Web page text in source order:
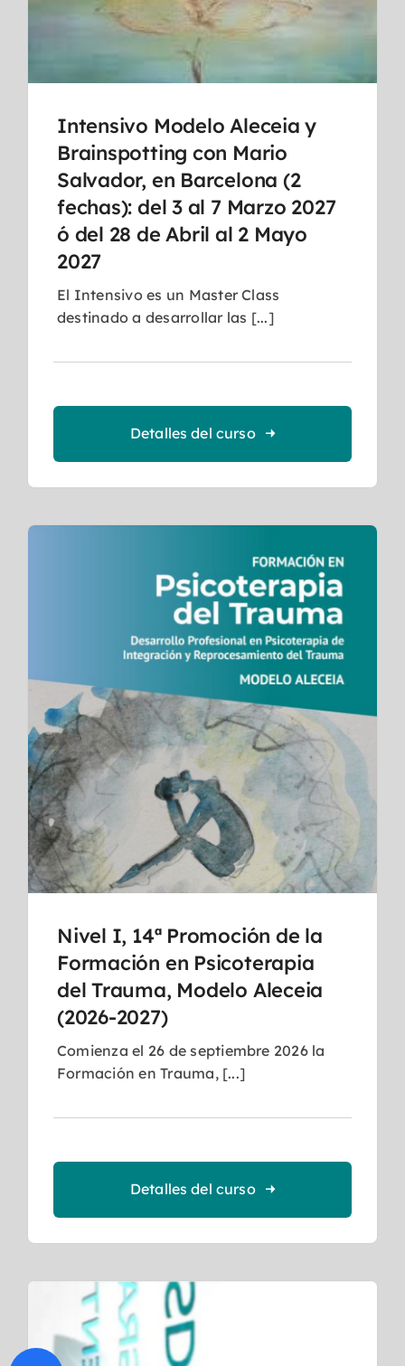
Intensivo Modelo Aleceia y
Brainspotting con Mario
Salvador, en Barcelona (2
fechas): del 3 al 7 Marzo 2027
ó del 28 de Abril al 2 Mayo
2027
El Intensivo es un Master Class
destinado a desarrollar las [...]
Detalles del curso
Nivel I, 14ª Promoción de la
Formación en Psicoterapia
del Trauma, Modelo Aleceia
(2026-2027)
Comienza el 26 de septiembre 2026 la
Formación en Trauma, [...]
Detalles del curso